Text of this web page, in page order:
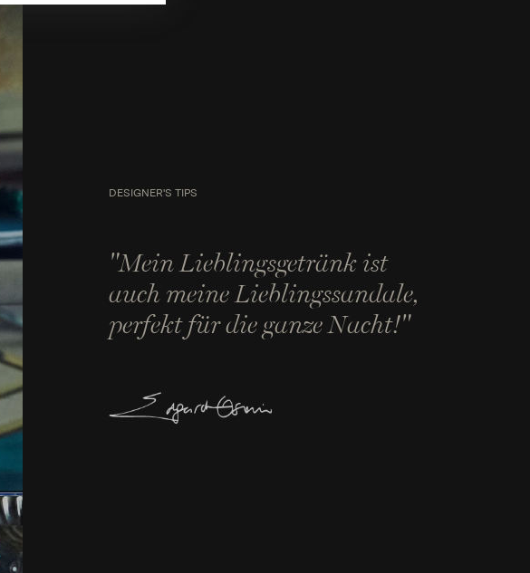
DESIGNER'S TIPS
"Mein Lieblingsgetränk ist
auch meine Lieblingssandale,
perfekt für die ganze Nacht!"